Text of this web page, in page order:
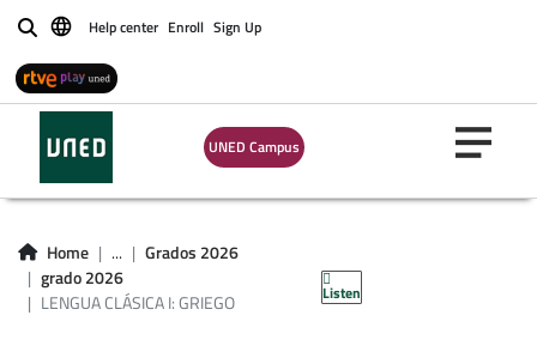
BuscarHelp center Enroll Sign Up
UNED Campus
Home ...
Grados 2026
grado 2026
LENGUA CLÁSICA I: GRIEGO
Listen
LENGUA CLÁSICA I:
GRIEGO